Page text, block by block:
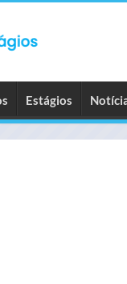
Estágios